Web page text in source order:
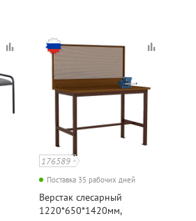
176589
Поставка 35 рабочих дней
Верстак слесарный
1220*650*1420мм,